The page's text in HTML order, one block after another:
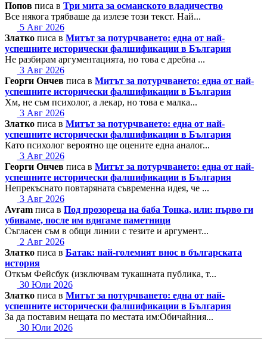
Попов писа в Три мита за османското владичество
Все някога трябваше да излезе този текст. Най...
5 Авг 2026
Златко писа в Митът за потурчването: една от най-
успешните исторически фалшификации в България
Не разбирам аргументацията, но това е дребна ...
3 Авг 2026
Георги Ончев писа в Митът за потурчването: една от най-
успешните исторически фалшификации в България
Хм, не съм психолог, а лекар, но това е малка...
3 Авг 2026
Златко писа в Митът за потурчването: една от най-
успешните исторически фалшификации в България
Като психолог вероятно ще оцените една аналог...
3 Авг 2026
Георги Ончев писа в Митът за потурчването: една от най-
успешните исторически фалшификации в България
Непрекъснато повтаряната съвременна идея, че ...
3 Авг 2026
Avram писа в Под прозореца на баба Тонка, или: първо ги
убиваме, после им вдигаме паметници
Съгласен съм в общи линии с тезите и аргумент...
2 Авг 2026
Златко писа в Батак: най-големият внос в българската
история
Откъм Фейсбук (изключвам тукашната публика, т...
30 Юли 2026
Златко писа в Митът за потурчването: една от най-
успешните исторически фалшификации в България
За да поставим нещата по местата им:Обичайния...
30 Юли 2026